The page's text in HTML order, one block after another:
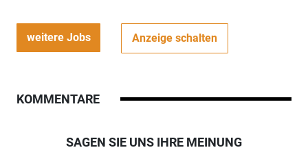
weitere Jobs Anzeige schalten
KOMMENTARE
SAGEN SIE UNS IHRE MEINUNG